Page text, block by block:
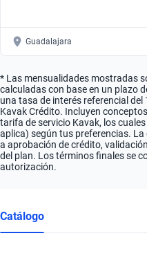
Guadalajara
* Las mensualidades mostradas
calculadas con base en un plazo
una tasa de interés referencial
Kavak Crédito. Incluyen
tarifa de servicio Kavak, los
aplica) según tus preferencias.
a aprobación de crédito,
del plan. Los términos finales se
autorización.
Catálogo